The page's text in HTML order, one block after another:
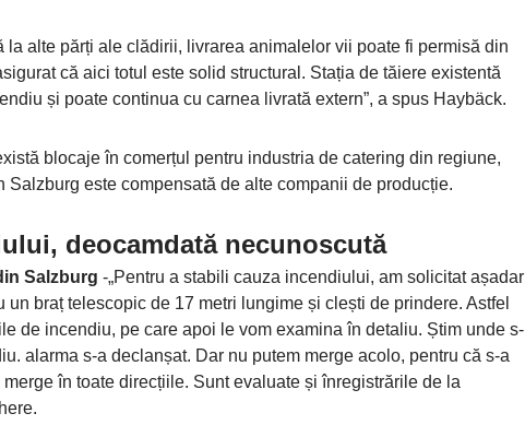
la alte părți ale clădirii, livrarea animalelor vii poate fi permisă din
că aici totul este solid structural. Stația de tăiere existentă
și poate continua cu carnea livrată extern”, a spus Haybäck.
blocaje în comerțul pentru industria de catering din regiune,
Salzburg este compensată de alte companii de producție.
deocamdată necunoscută
Salzburg -„Pentru a stabili cauza incendiului, am solicitat așadar
un braț telescopic de 17 metri lungime și clești de prindere. Astfel
de incendiu, pe care apoi le vom examina în detaliu. Știm unde s-
alarma s-a declanșat. Dar nu putem merge acolo, pentru că s-a
merge în toate direcțiile. Sunt evaluate și înregistrările de la